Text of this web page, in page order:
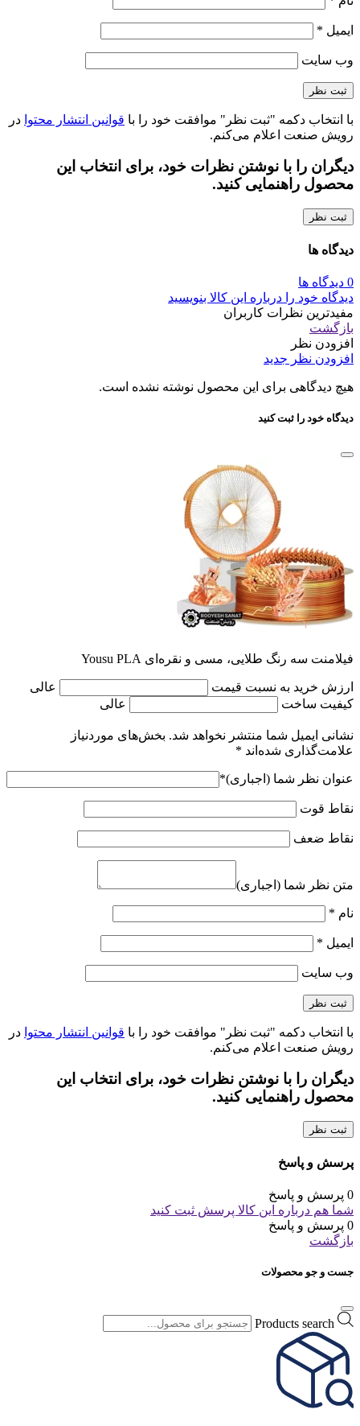
ایمیل *
وب‌ سایت
با انتخاب دکمه "ثبت نظر" موافقت خود را با قوانین انتشار محتوا در
رویش صنعت اعلام می‌کنم.
دیگران را با نوشتن نظرات خود، برای انتخاب این
محصول راهنمایی کنید.
ثبت نظر
دیدگاه ها
0 دیدگاه ها
دیدگاه خود را درباره این کالا بنویسید
مفیدترین نظرات کاربران
بازگشت
افزودن نظر
افزودن نظر جدید
هیچ دیدگاهی برای این محصول نوشته نشده است.
دیدگاه خود را ثبت کنید
فیلامنت سه رنگ طلایی، مسی و نقره‌ای Yousu PLA
ارزش خرید به نسبت قیمت
عالی
کیفیت ساخت
عالی
نشانی ایمیل شما منتشر نخواهد شد. بخش‌های موردنیاز
علامت‌گذاری شده‌اند *
عنوان نظر شما (اجباری)*
نقاط قوت
نقاط ضعف
متن نظر شما (اجباری)
نام *
ایمیل *
وب‌ سایت
با انتخاب دکمه "ثبت نظر" موافقت خود را با قوانین انتشار محتوا در
رویش صنعت اعلام می‌کنم.
دیگران را با نوشتن نظرات خود، برای انتخاب این
محصول راهنمایی کنید.
ثبت نظر
پرسش و پاسخ
0 پرسش و پاسخ
شما هم درباره این کالا پرسش ثبت کنید
0 پرسش و پاسخ
بازگشت
جست و جو محصولات
Products search